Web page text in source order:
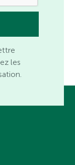
les